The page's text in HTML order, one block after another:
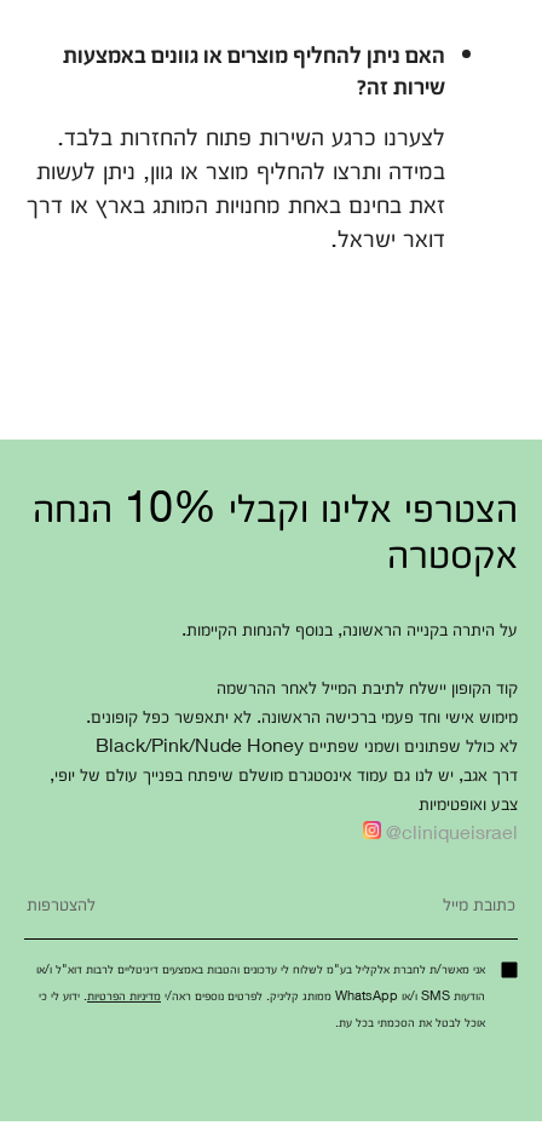
האם ניתן להחליף מוצרים או גוונים באמצעות
שירות זה?
לצערנו כרגע השירות פתוח להחזרות בלבד.
במידה ותרצו להחליף מוצר או גוון, ניתן לעשות
זאת בחינם באחת מחנויות המותג בארץ או דרך
דואר ישראל.
הצטרפי אלינו וקבלי 10% הנחה
אקסטרה
על היתרה בקנייה הראשונה, בנוסף להנחות הקיימות.
קוד הקופון יישלח לתיבת המייל לאחר ההרשמה
מימוש אישי וחד פעמי ברכישה הראשונה. לא יתאפשר כפל קופונים.
לא כולל שפתונים ושמני שפתיים Black/Pink/Nude Honey
דרך אגב, יש לנו גם עמוד אינסטגרם מושלם שיפתח בפנייך עולם של יופי,
צבע ואופטימיות
cliniqueisrael@
אני מאשר/ת לחברת אלקליל בע"מ לשלוח לי עדכונים והטבות באמצעים דיגיטליים לרבות דוא"ל ו/או
הודעות SMS ו/או WhatsApp ממותג קליניק. לפרטים נוספים ראה/י
מדיניות הפרטיות . ידוע לי כי
אוכל לבטל את הסכמתי בכל עת.